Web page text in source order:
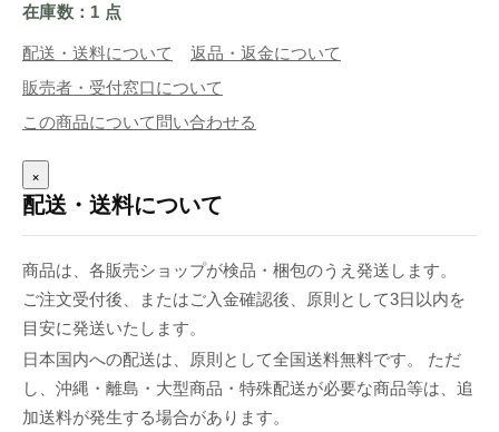
在庫数：1 点
配送・送料について
返品・返金について
販売者・受付窓口について
この商品について問い合わせる
×
配送・送料について
商品は、各販売ショップが検品・梱包のうえ発送します。
ご注文受付後、またはご入金確認後、原則として3日以内を
目安に発送いたします。
日本国内への配送は、原則として全国送料無料です。 ただ
し、沖縄・離島・大型商品・特殊配送が必要な商品等は、追
加送料が発生する場合があります。